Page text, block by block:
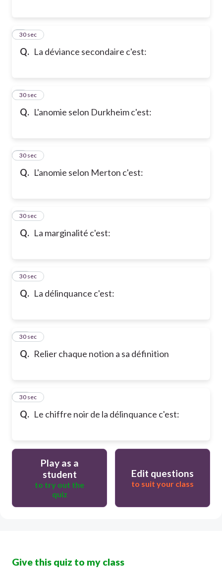
Q. La déviance secondaire c'est:
6
30 sec
Q. L'anomie selon Durkheim c'est:
7
30 sec
Q. L'anomie selon Merton c'est:
8
30 sec
Q. La marginalité c'est:
9
30 sec
Q. La délinquance c'est:
10
30 sec
Q. Relier chaque notion a sa définition
11
30 sec
Q. Le chiffre noir de la délinquance c'est:
12
30 sec
Play as a
student
to try out the
quiz
Edit questions
to suit your class
Give this quiz to my class